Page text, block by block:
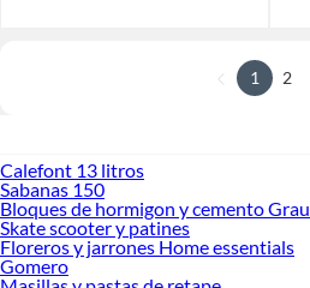
1 2
Calefont 13 litros
Sabanas 150
Bloques de hormigon y cemento Grau
Skate scooter y patines
Floreros y jarrones Home essentials
Gomero